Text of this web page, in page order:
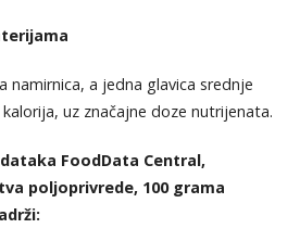
namirnica, a jedna glavica srednje
uz značajne doze nutrijenata.
FoodData Central,
poljoprivrede, 100 grama